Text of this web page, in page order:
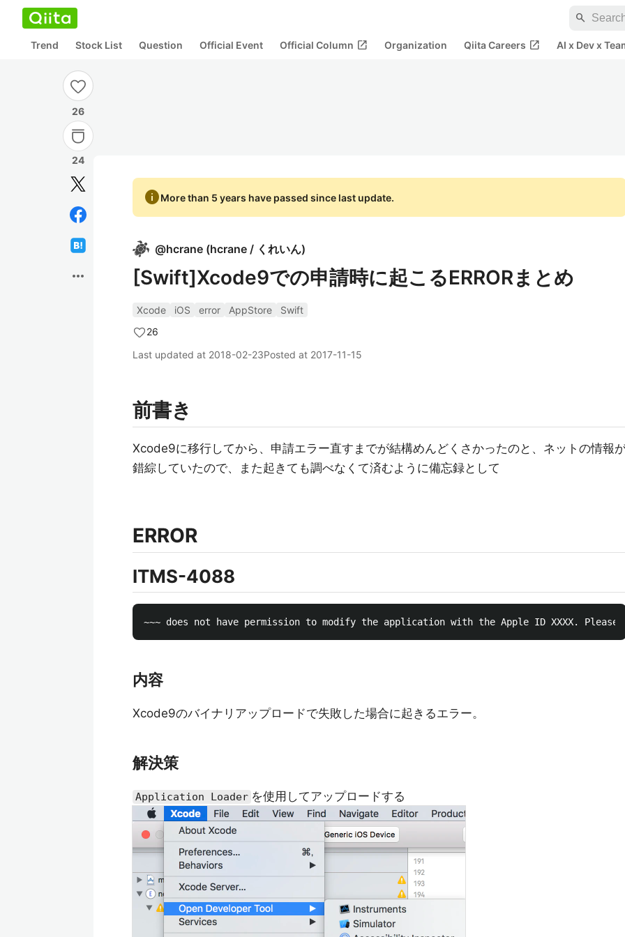
search
Trend Stock List Question Official Event Official Column open_in_new Organization Qiita Careers open_in_new AI x Dev x
26
24
more_horiz
infoMore than 5 years have passed since last update.
@hcrane (hcrane / くれいん)
[Swift]Xcode9での申請時に起こるERRORまとめ
Xcode iOS error AppStore
Swift
26
Last updated at 2018-02-23Posted at 2017-11-15
前書き
Xcode9に移行してから、申請エラー直すまでが結構めんどくさかったのと、ネットの情報
錯綜していたので、また起きても調べなくて済むように備忘録として
ERROR
ITMS-4088
内容
Xcode9のバイナリアップロードで失敗した場合に起きるエラー。
解決策
Application Loader を使用してアップロードする